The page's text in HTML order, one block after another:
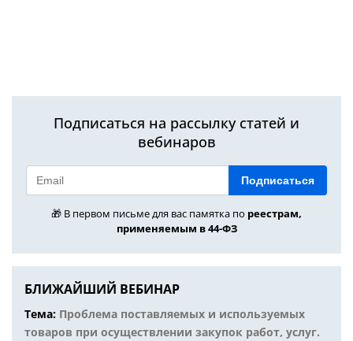
Подписаться на рассылку статей и
вебинаров
Подписаться
🎁 В первом письме для вас памятка по реестрам,
применяемым в 44-ФЗ
БЛИЖАЙШИЙ ВЕБИНАР
Тема: Проблема поставляемых и используемых
товаров при осуществлении закупок работ, услуг.